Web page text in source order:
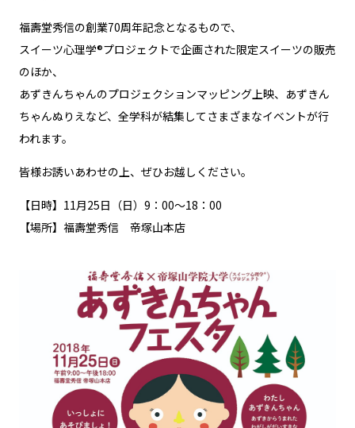
福壽堂秀信の創業70周年記念となるもので、
スイーツ心理学®プロジェクトで企画された限定スイーツの販売
のほか、
あずきんちゃんのプロジェクションマッピング上映、あずきん
ちゃんぬりえなど、全学科が結集してさまざまなイベントが行
われます。
皆様お誘いあわせの上、ぜひお越しください。
【日時】11月25日（日）9：00～18：00
【場所】福壽堂秀信 帝塚山本店